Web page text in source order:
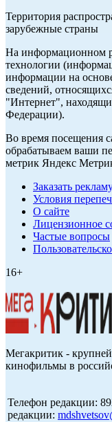
Территория
зарубежные страны
На информационном
технологии
информации на
сведений,
"Интернет",
Федерации).
Во время посещения
обрабатываем ваши
метрик Яндекс
Заказать
Условия
О сайте
Лицензионное
Частые вопросы
16+
Мегакритик -
кинофильмы в
Телефон редакции:
редакции: